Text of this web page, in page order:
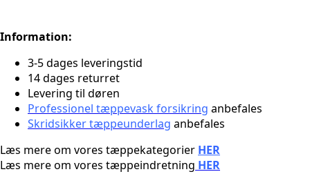
Information:
3-5 dages leveringstid
14 dages returret
Levering til døren
Professionel tæppevask forsikring anbefales
Skridsikker tæppeunderlag anbefales
Læs mere om vores tæppekategorier HER
Læs mere om vores tæppeindretning HER